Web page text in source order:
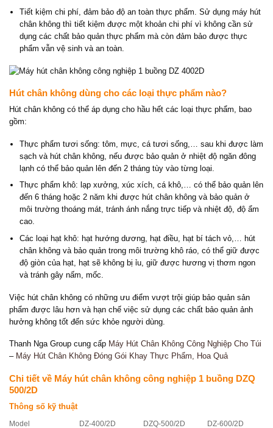
Tiết kiệm chi phí, đảm bảo độ an toàn thực phẩm. Sử dụng máy hút
chân không thì tiết kiệm được một khoản chi phí vì không cần sử
dụng các chất bảo quản thực phẩm mà còn đảm bảo được thực
phẩm vẫn vệ sinh và an toàn.
Hút chân không dùng cho các loại thực phẩm nào?
Hút chân không có thể áp dụng cho hầu hết các loại thực phẩm, bao
gồm:
Thực phẩm tươi sống: tôm, mực, cá tươi sống,… sau khi được làm
sạch và hút chân không, nếu được bảo quản ở nhiệt độ ngăn đông
lạnh có thể bảo quản lên đến 2 tháng tùy vào từng loại.
Thực phẩm khô: lạp xưởng, xúc xích, cá khô,… có thể bảo quản lên
đến 6 tháng hoặc 2 năm khi được hút chân không và bảo quản ở
môi trường thoáng mát, tránh ánh nắng trực tiếp và nhiệt độ, độ ẩm
cao.
Các loại hạt khô: hạt hướng dương, hạt điều, hạt bí tách vỏ,… hút
chân không và bảo quản trong môi trường khô ráo, có thể giữ được
độ giòn của hạt, hạt sẽ không bị ỉu, giữ được hương vị thơm ngon
và tránh gây nấm, mốc.
Việc hút chân không có những ưu điểm vượt trội giúp bảo quản sản
phẩm được lâu hơn và hạn chế việc sử dụng các chất bảo quản ảnh
hưởng không tốt đến sức khỏe người dùng.
Thanh Nga Group cung cấp Máy Hút Chân Không Công Nghiệp Cho Túi
– Máy Hút Chân Không Đóng Gói Khay Thực Phẩm, Hoa Quả
Chi tiết về Máy hút chân không công nghiệp 1 buồng DZQ
500/2D
Thông số kỹ thuật
Model DZ-400/2D DZQ-500/2D DZ-600/2D